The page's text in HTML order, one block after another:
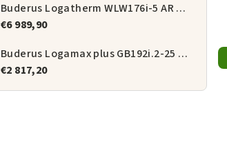
Buderus Logatherm WLW176i-5 AR E set
€6 989,90
Buderus Logamax plus GB192i.2-25 + magnetický odkalovač
€2 817,20